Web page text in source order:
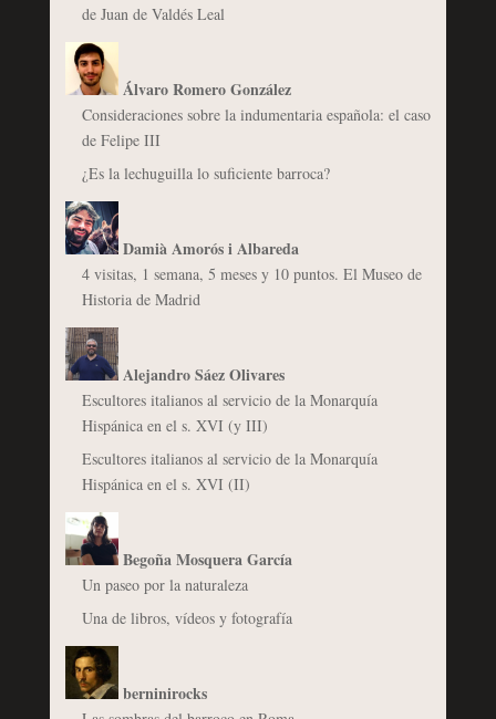
de Juan de Valdés Leal
Álvaro Romero González
Consideraciones sobre la indumentaria española: el caso
de Felipe III
¿Es la lechuguilla lo suficiente barroca?
Damià Amorós i Albareda
4 visitas, 1 semana, 5 meses y 10 puntos. El Museo de
Historia de Madrid
Alejandro Sáez Olivares
Escultores italianos al servicio de la Monarquía
Hispánica en el s. XVI (y III)
Escultores italianos al servicio de la Monarquía
Hispánica en el s. XVI (II)
Begoña Mosquera García
Un paseo por la naturaleza
Una de libros, vídeos y fotografía
berninirocks